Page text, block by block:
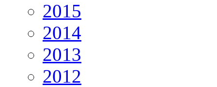
2015
2014
2013
2012